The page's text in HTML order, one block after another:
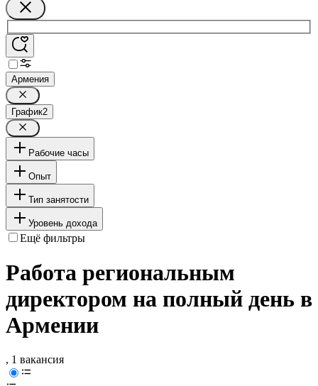
Армения
График2
Рабочие часы
Опыт
Тип занятости
Уровень дохода
Ещё фильтры
Работа региональным
директором на полный день в
Армении
, 1 вакансия